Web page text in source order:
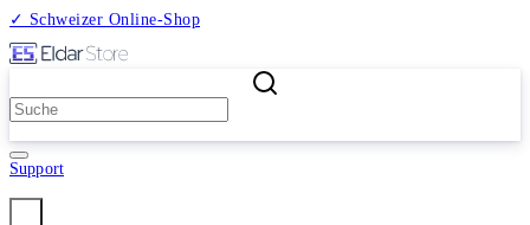
✓ Schweizer Online-Shop
Support